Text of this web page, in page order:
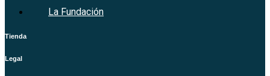
La Fundación
Tienda
Legal